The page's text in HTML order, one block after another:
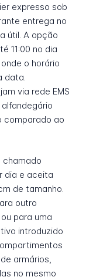
expresso sob
entrega no
útil. A opção
11:00 no dia
o horário
data.
via rede EMS
comparado ao
chamado
dia e aceita
de tamanho.
outro
para uma
introduzido
armários,
no mesmo